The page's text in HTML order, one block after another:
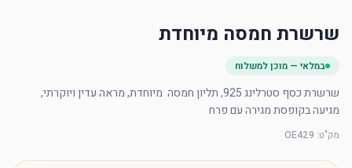
שרשרת חמסה מיוחדת
במלאי — מוכן למשלוח
מגיעה בקופסת מגירה עם פרח
מק"ט:
OE429